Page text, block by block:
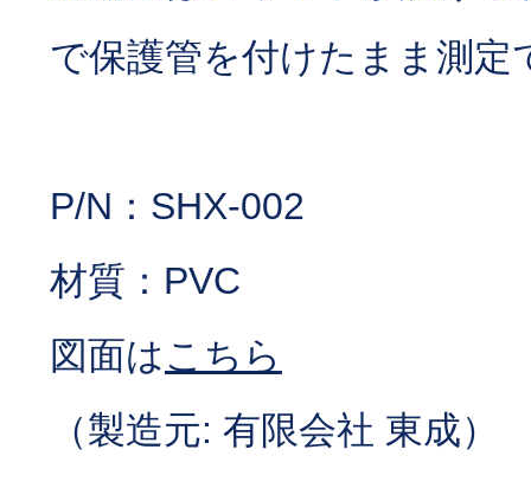
で保護管を付けたまま測定
P/N：SHX-002
材質：PVC
図面はこちら
（製造元: 有限会社 東成）